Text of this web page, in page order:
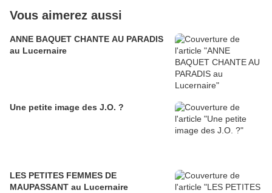
Vous aimerez aussi
ANNE BAQUET CHANTE AU PARADIS
au Lucernaire
Une petite image des J.O. ?
LES PETITES FEMMES DE
MAUPASSANT au Lucernaire